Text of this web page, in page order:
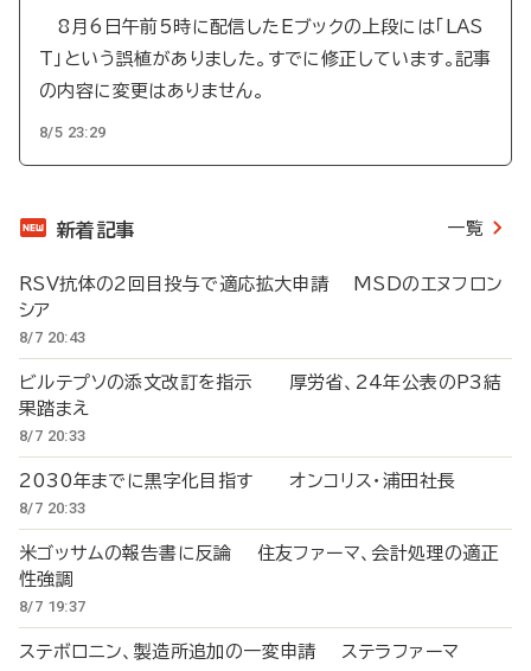
8月6日午前5時に配信したEブックの上段には「LAS
T」という誤植がありました。すでに修正しています。記事
の内容に変更はありません。
8/5 23:29
新着記事 一覧
RSV抗体の2回目投与で適応拡大申請 MSDのエヌフロン
シア
8/7 20:43
ビルテプソの添文改訂を指示 厚労省、24年公表のP3結
果踏まえ
8/7 20:33
2030年までに黒字化目指す オンコリス・浦田社長
8/7 20:33
米ゴッサムの報告書に反論 住友ファーマ、会計処理の適正
性強調
8/7 19:37
ステボロニン、製造所追加の一変申請 ステラファーマ